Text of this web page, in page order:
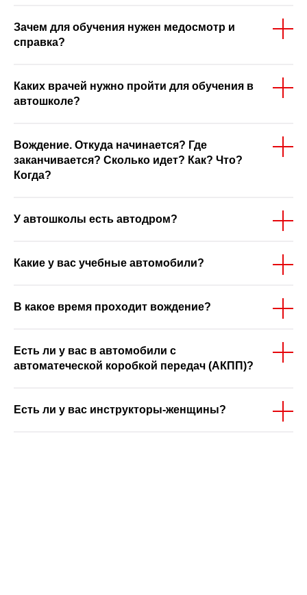
Зачем для обучения нужен медосмотр и
справка?
Каких врачей нужно пройти для обучения в
автошколе?
Вождение. Откуда начинается? Где
заканчивается? Сколько идет? Как? Что?
Когда?
У автошколы есть автодром?
Какие у вас учебные автомобили?
В какое время проходит вождение?
Есть ли у вас в автомобили с
автоматеческой коробкой передач (АКПП)?
Есть ли у вас инструкторы-женщины?